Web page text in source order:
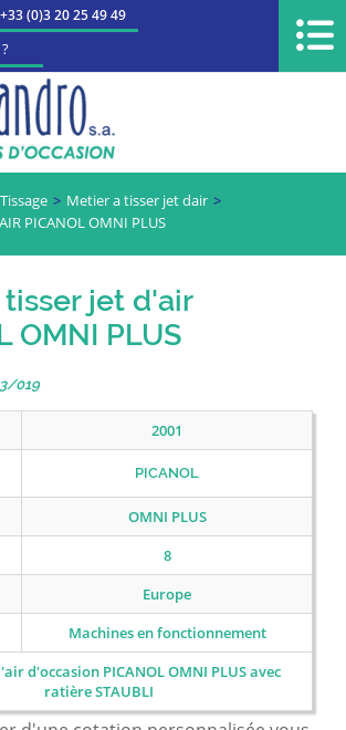
(0)3 20 25 49 49
Tissage
Metier a tisser jet dair
PICANOL OMNI PLUS
jet d'air
OMNI PLUS
019
2001
PICANOL
OMNI PLUS
8
Europe
Machines en fonctionnement
d'occasion PICANOL OMNI PLUS avec
ratière STAUBLI